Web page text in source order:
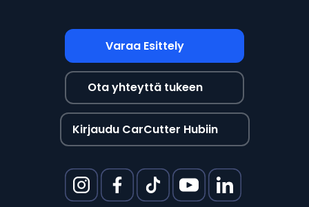
Varaa Esittely
Ota yhteyttä tukeen
Kirjaudu CarCutter Hubiin